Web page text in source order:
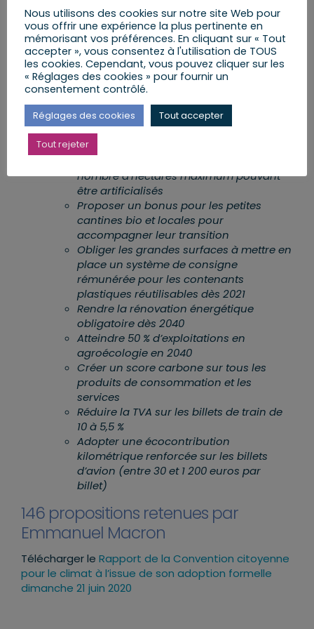
placer au-dessus des libertés publiques).
Parmi les propositions :
Pénaliser le crime d’écocide
Conditionner les aides publiques aux
entreprises à l’évolution positive du bilan
gaz à effet de serre
nombre d’hectares maximum pouvant
être artificialisés
Proposer un bonus pour les petites
cantines bio et locales pour
accompagner leur transition
Obliger les grandes surfaces à mettre en
place un système de consigne
rémunérée pour les contenants
plastiques réutilisables dès 2021
Rendre la rénovation énergétique
obligatoire dès 2040
Atteindre 50 % d’exploitations en
agroécologie en 2040
Créer un score carbone sur tous les
produits de consommation et les
services
Réduire la TVA sur les billets de train de
10 à 5,5 %
Adopter une écocontribution
kilométrique renforcée sur les billets
d’avion (entre 30 et 1 200 euros par
billet)
146 propositions retenues par
Emmanuel Macron
Télécharger le Rapport de la Convention citoyenne
pour le climat à l’issue de son adoption formelle
dimanche 21 juin 2020
Nous utilisons des cookies sur notre site Web pour
vous offrir une expérience la plus pertinente en
mémorisant vos préférences. En cliquant sur « Tout
accepter », vous consentez à l'utilisation de TOUS
les cookies. Cependant, vous pouvez cliquer sur les
« Réglages des cookies » pour fournir un
consentement contrôlé.
Réglages des cookies Tout accepter
Tout rejeter